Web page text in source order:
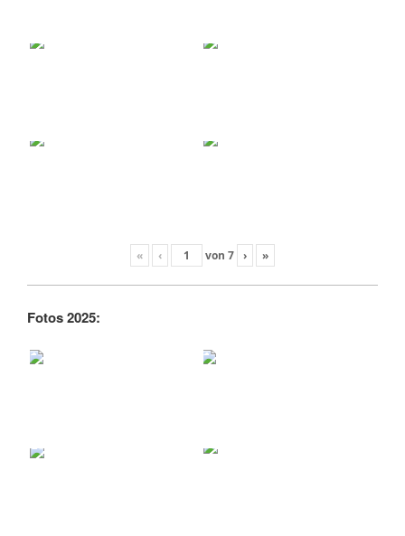
« ‹ von 7 › »
Fotos 2025: